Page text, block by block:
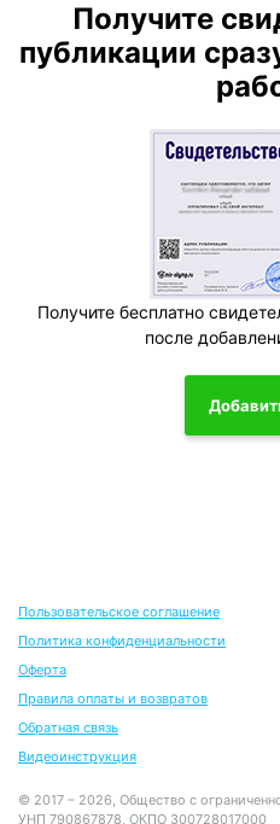
Получите
публикации
Получите бесплатно
после
Пользовательское соглашение
Политика конфиденциальности
Оферта
Правила оплаты и возвратов
Обратная связь
Видеоинструкция
© 2017 – 2026, Общество с
УНП 790867878, ОКПО 300728017000